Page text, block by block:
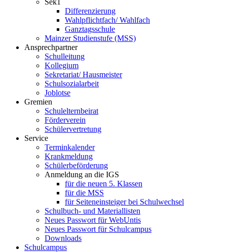
Sek1
Differenzierung
Wahlpflichtfach/ Wahlfach
Ganztagsschule
Mainzer Studienstufe (MSS)
Ansprechpartner
Schulleitung
Kollegium
Sekretariat/ Hausmeister
Schulsozialarbeit
Joblotse
Gremien
Schulelternbeirat
Förderverein
Schülervertretung
Service
Terminkalender
Krankmeldung
Schülerbeförderung
Anmeldung an die IGS
für die neuen 5. Klassen
für die MSS
für Seiteneinsteiger bei Schulwechsel
Schulbuch- und Materiallisten
Neues Passwort für WebUntis
Neues Passwort für Schulcampus
Downloads
Schulcampus